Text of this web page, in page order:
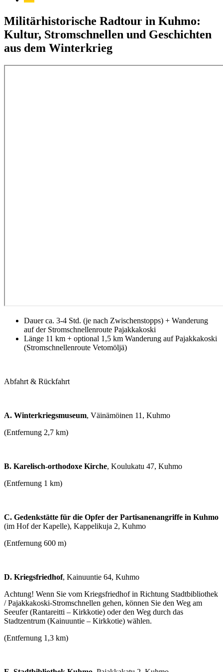
Militärhistorische Radtour in Kuhmo:
Kultur, Stromschnellen und Geschichten
aus dem Winterkrieg
Dauer ca. 3-4 Std. (je nach Zwischenstopps) + Wanderung
auf der Stromschnellenroute Pajakkakoski
Länge 11 km + optional 1,5 km Wanderung auf Pajakkakoski
(Stromschnellenroute Vetomöljä)
Abfahrt & Rückfahrt
A. Winterkriegsmuseum, Väinämöinen 11, Kuhmo
(Entfernung 2,7 km)
B. Karelisch-orthodoxe Kirche, Koulukatu 47, Kuhmo
(Entfernung 1 km)
C. Gedenkstätte für die Opfer der Partisanenangriffe in Kuhmo
(im Hof der Kapelle), Kappelikuja 2, Kuhmo
(Entfernung 600 m)
D. Kriegsfriedhof, Kainuuntie 64, Kuhmo
Achtung! Wenn Sie vom Kriegsfriedhof in Richtung Stadtbibliothek
/ Pajakkakoski-Stromschnellen gehen, können Sie den Weg am
Seeufer (Rantareitti – Kirkkotie) oder den Weg durch das
Stadtzentrum (Kainuuntie – Kirkkotie) wählen.
(Entfernung 1,3 km)